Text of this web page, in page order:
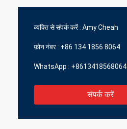
व्यक्ति से संपर्क करें : Amy Cheah
फ़ोन नंबर : +86 134 1856 8064
WhatsApp : +8613418568064
संपर्क करें